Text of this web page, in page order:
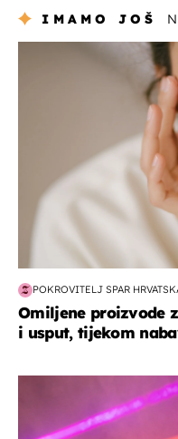
IMAMO JOŠ
moda & ljepota
POKROVITELJ SPAR
Omiljene proizvode
i usput, tijekom